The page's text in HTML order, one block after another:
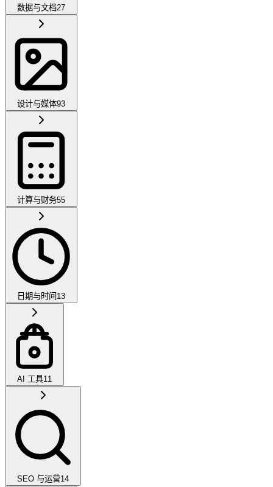
数据与文档27
设计与媒体93
计算与财务55
日期与时间 13
AI 工具11
SEO 与运营14